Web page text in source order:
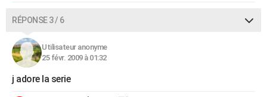
RÉPONSE 3 / 6
Utilisateur anonyme
25 févr. 2009 à 01:32
j adore la serie